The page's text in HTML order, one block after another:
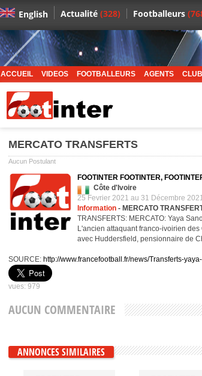
English Actualité (328) Footballeurs
ACCUEIL VIDEOS FOOTBALLEURS AGENTS
MERCATO TRANSFERTS
Aucun Postulant
FOOTINTER FOOTINTER,
Côte d'Ivoire
25 Fevrier 2021 au 31 Décembre
Information - MERCATO
TRANSFERTS: MERCATO: Yaya
L'ancien attaquant franco-ivoirien
avec Huddersfield, pensionnaire de
SOURCE: http://www.francefootball.fr/news/Transferts-
vues: 979
AUCUN COMMENTAIRE
ANNONCES SIMILAIRES